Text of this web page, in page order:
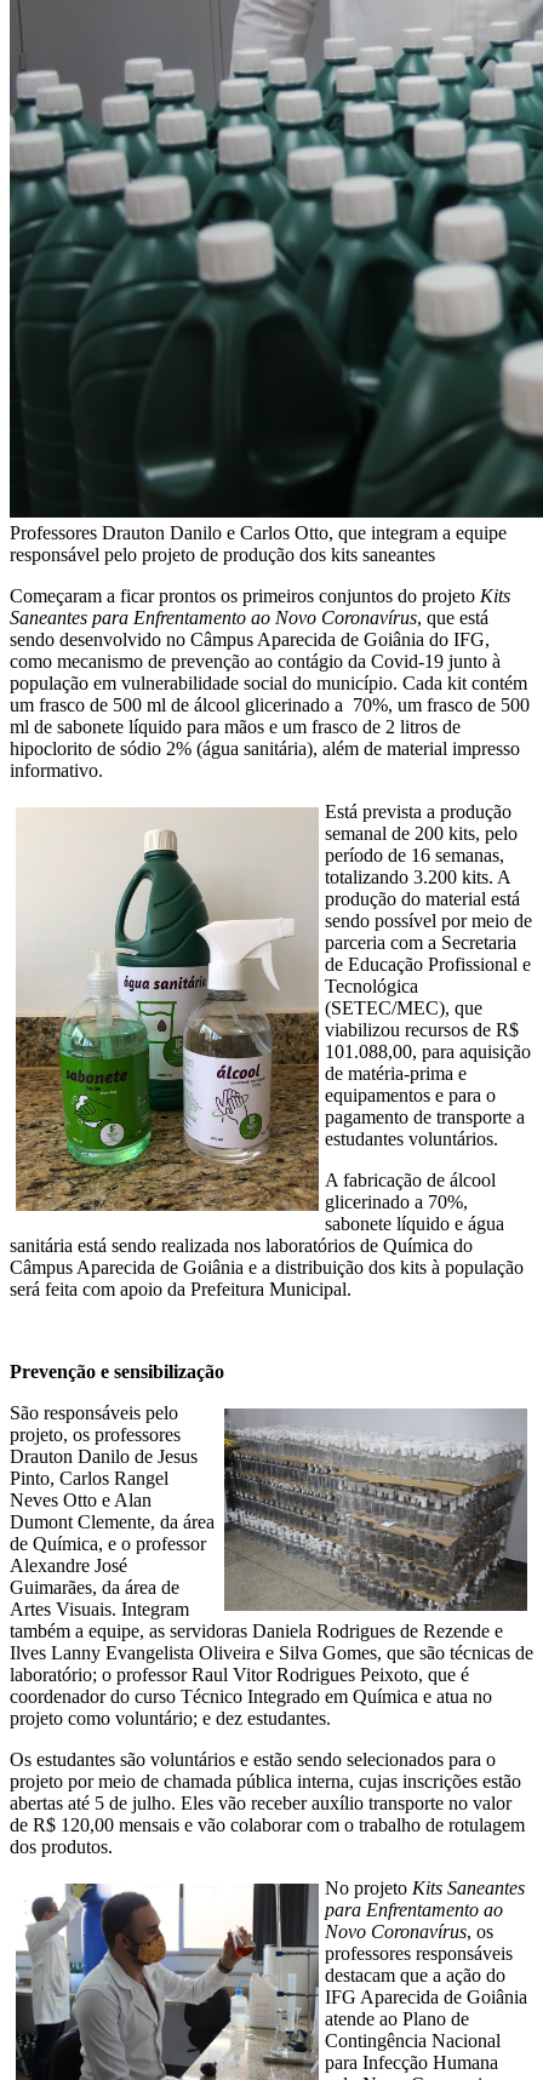
Professores Drauton Danilo e Carlos Otto, que integram a equipe
responsável pelo projeto de produção dos kits saneantes
Começaram a ficar prontos os primeiros conjuntos do projeto Kits
Saneantes para Enfrentamento ao Novo Coronavírus, que está
sendo desenvolvido no Câmpus Aparecida de Goiânia do IFG,
como mecanismo de prevenção ao contágio da Covid-19 junto à
população em vulnerabilidade social do município. Cada kit contém
um frasco de 500 ml de álcool glicerinado a 70%, um frasco de 500
ml de sabonete líquido para mãos e um frasco de 2 litros de
hipoclorito de sódio 2% (água sanitária), além de material impresso
informativo.
Está prevista a produção
semanal de 200 kits, pelo
período de 16 semanas,
totalizando 3.200 kits. A
produção do material está
sendo possível por meio de
parceria com a Secretaria
de Educação Profissional e
Tecnológica
(SETEC/MEC), que
viabilizou recursos de R$
101.088,00, para aquisição
de matéria-prima e
equipamentos e para o
pagamento de transporte a
estudantes voluntários.
A fabricação de álcool
glicerinado a 70%,
sabonete líquido e água
sanitária está sendo realizada nos laboratórios de Química do
Câmpus Aparecida de Goiânia e a distribuição dos kits à população
será feita com apoio da Prefeitura Municipal.
Prevenção e sensibilização
São responsáveis pelo
projeto, os professores
Drauton Danilo de Jesus
Pinto, Carlos Rangel
Neves Otto e Alan
Dumont Clemente, da área
de Química, e o professor
Alexandre José
Guimarães, da área de
Artes Visuais. Integram
também a equipe, as servidoras Daniela Rodrigues de Rezende e
Ilves Lanny Evangelista Oliveira e Silva Gomes, que são técnicas de
laboratório; o professor Raul Vitor Rodrigues Peixoto, que é
coordenador do curso Técnico Integrado em Química e atua no
projeto como voluntário; e dez estudantes.
Os estudantes são voluntários e estão sendo selecionados para o
projeto por meio de chamada pública interna, cujas inscrições estão
abertas até 5 de julho. Eles vão receber auxílio transporte no valor
de R$ 120,00 mensais e vão colaborar com o trabalho de rotulagem
dos produtos.
No projeto Kits Saneantes
para Enfrentamento ao
Novo Coronavírus, os
professores responsáveis
destacam que a ação do
IFG Aparecida de Goiânia
atende ao Plano de
Contingência Nacional
para Infecção Humana